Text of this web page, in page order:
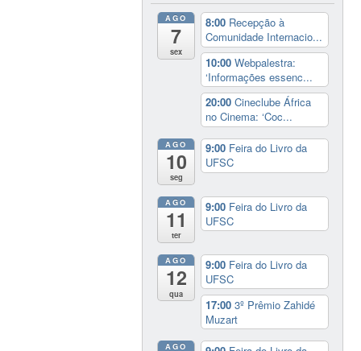
AGO
7
sex
8:00 Recepção à
Comunidade Internacio...
10:00Webpalestra:
‘Informações essenc...
20:00Cineclube África
no Cinema: ‘Coc...
AGO
10
seg
9:00 Feira do Livro da
UFSC
AGO
11
ter
9:00 Feira do Livro da
UFSC
AGO
12
qua
9:00 Feira do Livro da
UFSC
17:003º Prêmio Zahidé
Muzart
AGO